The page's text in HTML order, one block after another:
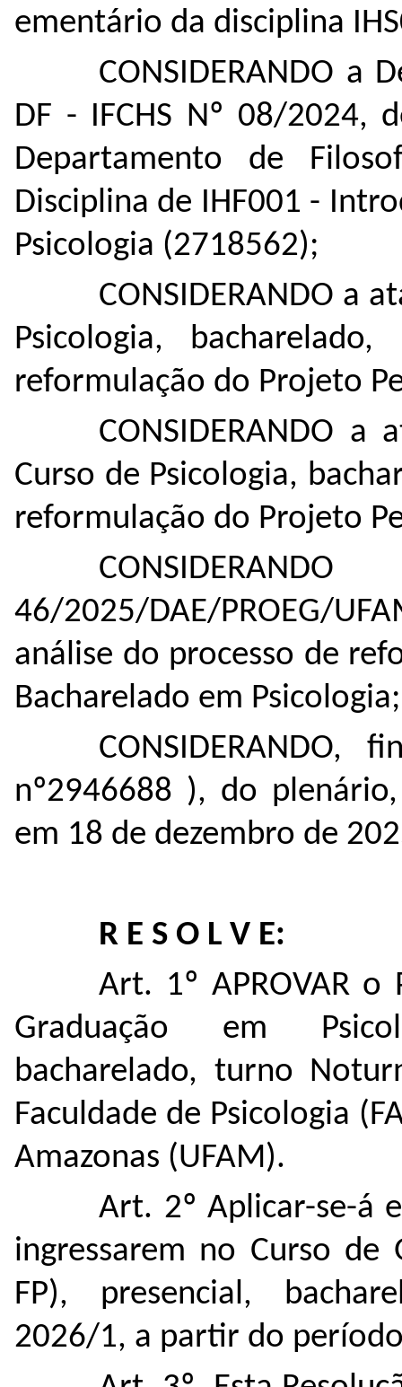
ementário da disciplina
CONSIDERANDO a
DF - IFCHS Nº 08/2024,
Departamento de
Disciplina de IHF001 -
Psicologia (2718562);
CONSIDERANDO a
Psicologia,
reformulação do Projeto
CONSIDERANDO
Curso de Psicologia,
reformulação do Projeto
46/2025/DAE/PROEG/
análise do processo de
Bacharelado em
CONSIDERANDO,
nº2946688 ), do
em 18 de dezembro de
R E S O L V E:
Art. 1º APROVAR o
Graduação em
bacharelado, turno
Faculdade de Psicologia
Amazonas (UFAM).
Art. 2º Aplicar-se-á
ingressarem no Curso de
FP), presencial,
2026/1, a partir do